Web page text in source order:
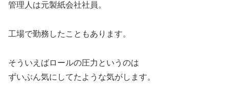
管理人は元製紙会社社員。
工場で勤務したこともあります。
そういえばロールの圧力というのは
ずいぶん気にしてたような気がします。